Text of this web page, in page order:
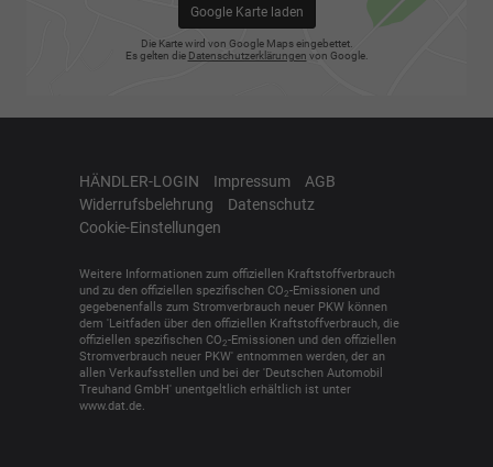
Google Karte laden
Die Karte wird von Google Maps eingebettet.
Es gelten die Datenschutzerklärungen von Google.
HÄNDLER-LOGIN Impressum
AGB
Widerrufsbelehrung
Datenschutz
Cookie-Einstellungen
Weitere Informationen zum offiziellen Kraftstoffverbrauch
und zu den offiziellen spezifischen CO2-Emissionen und
gegebenenfalls zum Stromverbrauch neuer PKW können
dem 'Leitfaden über den offiziellen Kraftstoffverbrauch, die
offiziellen spezifischen CO2-Emissionen und den offiziellen
Stromverbrauch neuer PKW' entnommen werden, der an
allen Verkaufsstellen und bei der 'Deutschen Automobil
Treuhand GmbH' unentgeltlich erhältlich ist unter
www.dat.de.